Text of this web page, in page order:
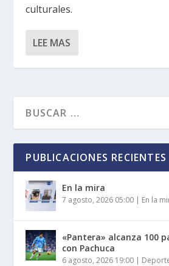
culturales.
LEE MAS
PUBLICACIONES RECIENTES
En la mira
7 agosto, 2026 05:00 | En la
«Pantera» alcanza 100
con Pachuca
6 agosto, 2026 19:00 |